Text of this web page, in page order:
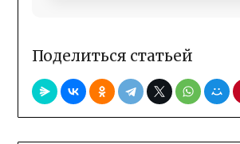
Поделиться статьей